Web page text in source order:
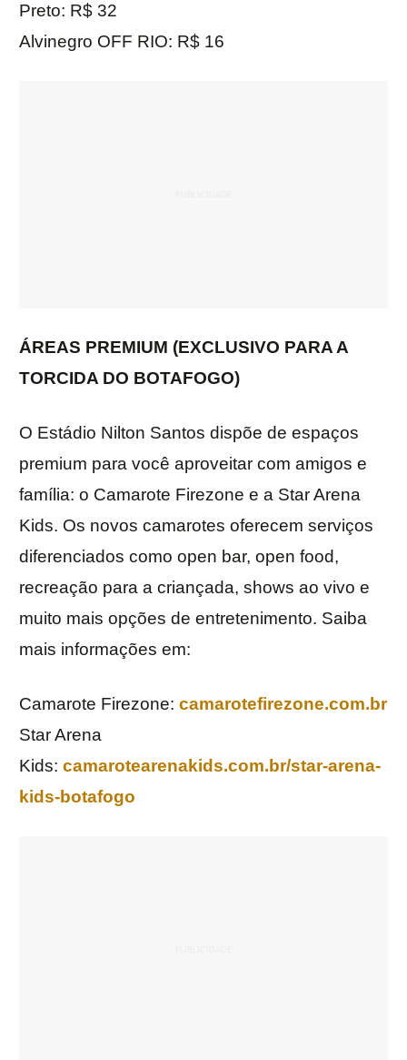
Preto: R$ 32
Alvinegro OFF RIO: R$ 16
ÁREAS PREMIUM (EXCLUSIVO PARA A
TORCIDA DO BOTAFOGO)
O Estádio Nilton Santos dispõe de espaços
premium para você aproveitar com amigos e
família: o Camarote Firezone e a Star Arena
Kids. Os novos camarotes oferecem serviços
diferenciados como open bar, open food,
recreação para a criançada, shows ao vivo e
muito mais opções de entretenimento. Saiba
mais informações em:
Camarote Firezone: camarotefirezone.com.br
Star Arena
Kids: camarotearenakids.com.br/star-arena-
kids-botafogo